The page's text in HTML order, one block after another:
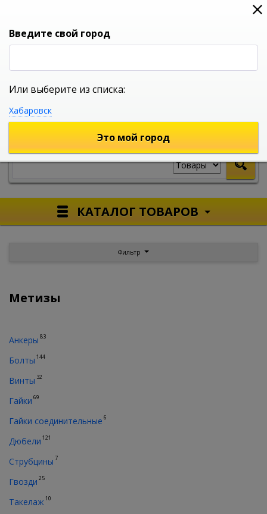
0
УНИВЕРСАЛЬНЫЙ ИНТЕРНЕТ МАГАЗИН
КАТАЛОГ ТОВАРОВ
Фильтр
Метизы
Анкеры 83
Болты 144
Винты 32
Гайки 69
Гайки соединительные 6
Дюбели 121
Струбцины 7
Гвозди 25
Такелаж10
Введите свой город
Или выберите из списка:
Хабаровск
Это мой город